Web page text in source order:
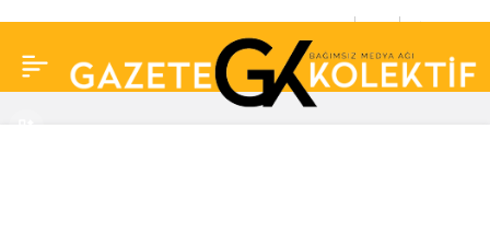
Tilbe’den ‘maaş’ isyanı!